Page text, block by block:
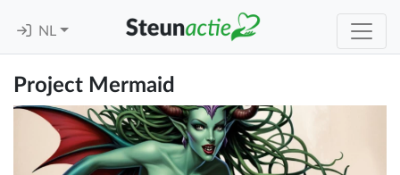
NL
Project Mermaid